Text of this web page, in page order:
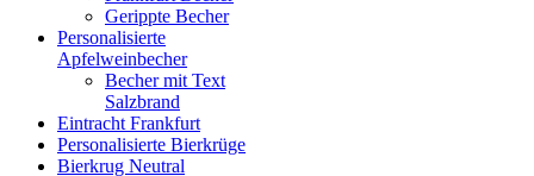
Gerippte Becher
Personalisierte
Apfelweinbecher
Becher mit Text
Salzbrand
Eintracht Frankfurt
Personalisierte Bierkrüge
Bierkrug Neutral